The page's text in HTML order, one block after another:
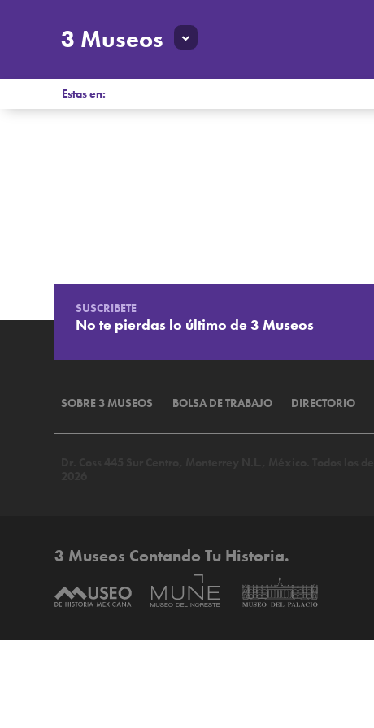
3 Museos
Estas en:
SUSCRIBETE
No te pierdas lo último de 3 Museos
SOBRE 3 MUSEOS BOLSA DE TRABAJO DIRECTORIO
3 Museos Contando Tu Historia.